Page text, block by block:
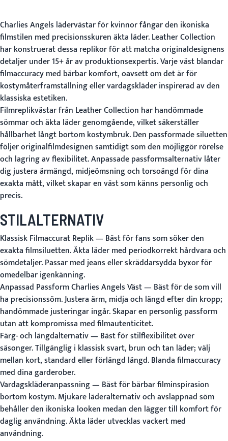
Charlies Angels lädervästar för kvinnor fångar den ikoniska
filmstilen med precisionsskuren äkta läder. Leather Collection
har konstruerat dessa replikor för att matcha originaldesignens
detaljer under 15+ år av produktionsexpertis. Varje väst blandar
filmaccuracy med bärbar komfort, oavsett om det är för
kostymåterframställning eller vardagskläder inspirerad av den
klassiska estetiken.
Filmreplikvästar från Leather Collection har handömmade
sömmar och äkta läder genomgående, vilket säkerställer
hållbarhet långt bortom kostymbruk. Den passformade siluetten
följer originalfilmdesignen samtidigt som den möjliggör rörelse
och lagring av flexibilitet. Anpassade passformsalternativ låter
dig justera ärmängd, midjeömsning och torsoängd för dina
exakta mått, vilket skapar en väst som känns personlig och
precis.
STILALTERNATIV
Klassisk Filmaccurat Replik— Bäst för fans som söker den
exakta filmsiluetten. Äkta läder med periodkorrekt hårdvara och
sömdetaljer. Passar med jeans eller skräddarsydda byxor för
omedelbar igenkänning.
Anpassad Passform Charlies Angels Väst— Bäst för de som vill
ha precisionssöm. Justera ärm, midja och längd efter din kropp;
handömmade justeringar ingår. Skapar en personlig passform
utan att kompromissa med filmautenticitet.
Färg- och längdalternativ— Bäst för stilflexibilitet över
säsonger. Tillgänglig i klassisk svart, brun och tan läder; välj
mellan kort, standard eller förlängd längd. Blanda filmaccuracy
med dina garderober.
Vardagskläderanpassning— Bäst för bärbar filminspirasion
bortom kostym. Mjukare läderalternativ och avslappnad söm
behåller den ikoniska looken medan den lägger till komfort för
daglig användning. Äkta läder utvecklas vackert med
användning.